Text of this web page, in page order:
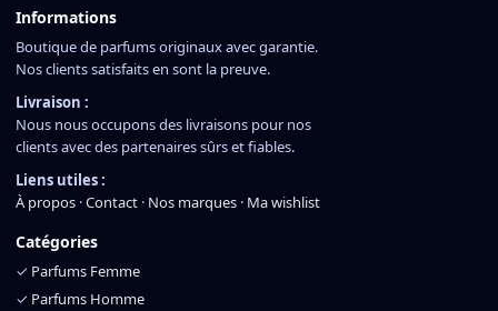
Informations
Boutique de parfums originaux avec garantie.
Nos clients satisfaits en sont la preuve.
Livraison :
Nous nous occupons des livraisons pour nos
clients avec des partenaires sûrs et fiables.
Liens utiles :
À propos ·Contact · Nos marques · Ma wishlist
Catégories
✓ Parfums Femme
✓ Parfums Homme